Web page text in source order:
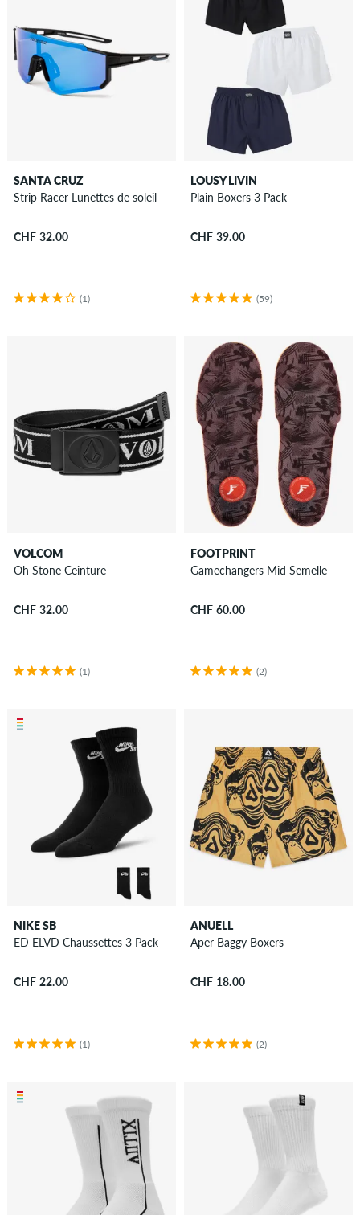
SANTA CRUZ
Strip Racer Lunettes de soleil
CHF 32.00
(1)
LOUSY LIVIN
Plain Boxers 3 Pack
CHF 39.00
(59)
VOLCOM
Oh Stone Ceinture
CHF 32.00
(1)
FOOTPRINT
Gamechangers Mid Semelle
CHF 60.00
(2)
NIKE SB
ED ELVD Chaussettes 3 Pack
CHF 22.00
(1)
ANUELL
Aper Baggy Boxers
CHF 18.00
(2)